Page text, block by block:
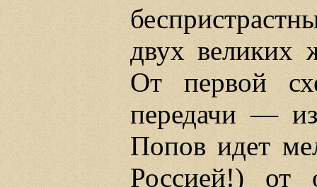
двух
От первой
передачи —
Попов идет
Россией!) от